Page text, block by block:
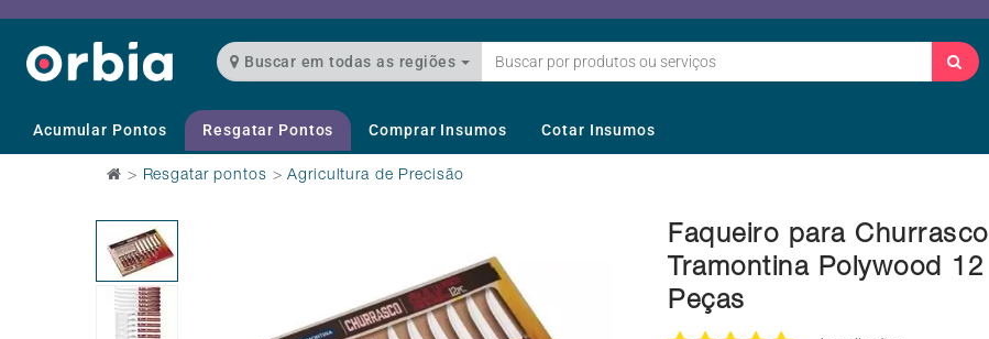
Buscar em todas as regiões
Acumular Pontos Resgatar Pontos Comprar Insumos Cotar Insumos
> Resgatar pontos >Agricultura de Precisão
Faqueiro para Churrasco
Tramontina Polywood 12
Peças